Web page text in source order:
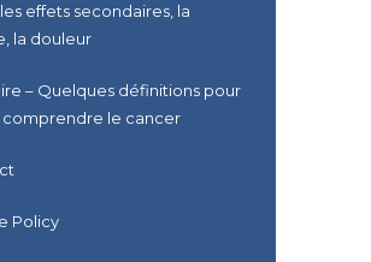
effets secondaires, la
la douleur
– Quelques définitions pour
comprendre le cancer
Policy